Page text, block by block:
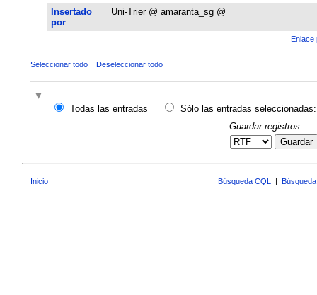
Insertado
por
Uni-Trier @ amaranta_sg @
Enlace
Seleccionar todo Deseleccionar todo
Todas las entradas
Sólo las entradas seleccionadas:
Guardar registros:
Guardar
Inicio Búsqueda CQL